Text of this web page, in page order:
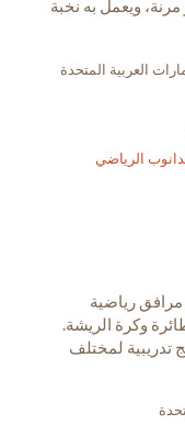
ويعمل به نخبة
العربية المتحدة
الرياضي
رياضية
وكرة الريشة.
تدريبية لمختلف